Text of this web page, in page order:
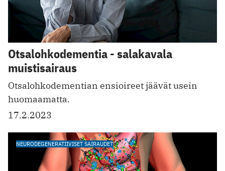
Otsalohkodementia - salakavala
muistisairaus
Otsalohkodementian ensioireet jää vät usein
huomaamatta.
17.2.2023
NEURODEGENERATIIVISET SAIRAUDET